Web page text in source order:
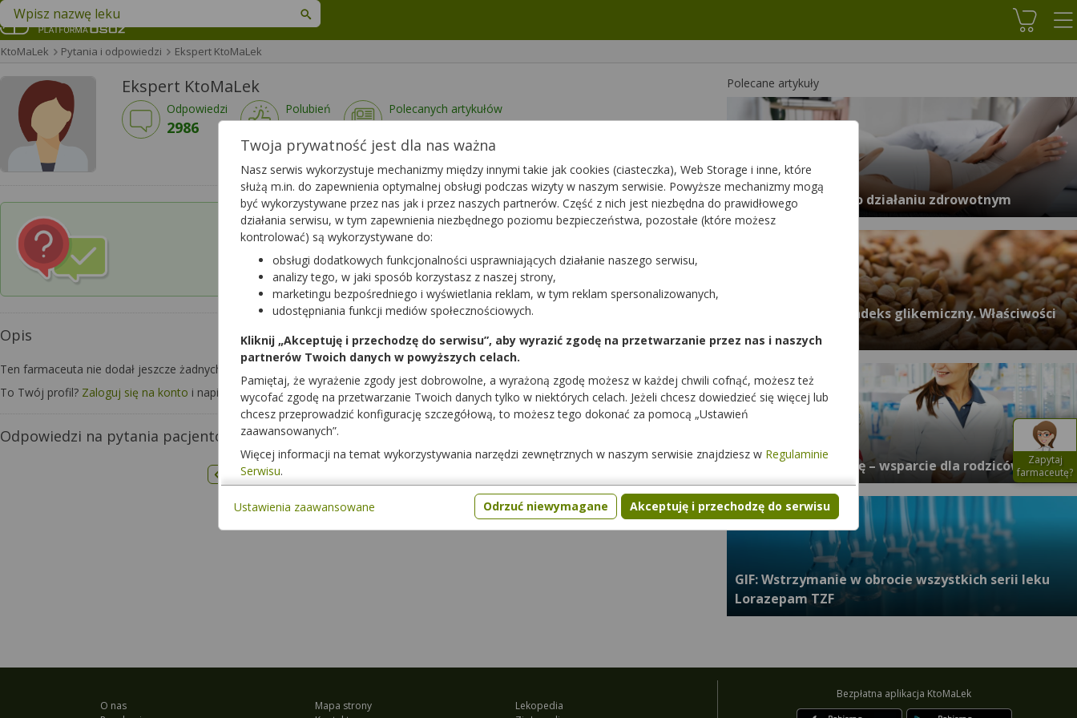
Koszyk
Znajdź lek w swojej okolicy
KtoMaLek Pytania i odpowiedzi Ekspert KtoMaLek
Zapytaj
farmaceutę?
Ekspert KtoMaLek
Odpowiedzi
2986
Polubień
2409
Polecanych artykułów
0
Czy chcesz wysłać pytanie do apteki,
w której pracuje ten farmaceuta?
Opis
Ten farmaceuta nie dodał jeszcze żadnych informacji o sobie.
To Twój profil? Zaloguj się na konto i napisz o sobie kilka zdań, aby pacjenci mogli cię lepiej poznać.
Odpowiedzi na pytania pacjentów
… 33 63
Polecane artykuły
Prezent na święta o działaniu zdrowotnym
Kasza gryczana – indeks glikemiczny. Właściwości
kaszy gryczanej.
Zapytaj farmaceutę – wsparcie dla rodziców
GIF: Wstrzymanie w obrocie wszystkich serii leku
Lorazepam TZF
O nas
Mapa strony
Lekopedia
Bezpłatna aplikacja KtoMaLek
Twoja prywatność jest dla nas ważna
Nasz serwis wykorzystuje mechanizmy między innymi takie jak cookies (ciasteczka), Web Storage i inne, które
służą m.in. do zapewnienia optymalnej obsługi podczas wizyty w naszym serwisie. Powyższe mechanizmy mogą
być wykorzystywane przez nas jak i przez naszych partnerów. Część z nich jest niezbędna do prawidłowego
działania serwisu, w tym zapewnienia niezbędnego poziomu bezpieczeństwa, pozostałe (które możesz
kontrolować) są wykorzystywane do:
obsługi dodatkowych funkcjonalności usprawniających działanie naszego serwisu,
analizy tego, w jaki sposób korzystasz z naszej strony,
marketingu bezpośredniego i wyświetlania reklam, w tym reklam spersonalizowanych,
udostępniania funkcji mediów społecznościowych.
Kliknij „Akceptuję i przechodzę do serwisu”, aby wyrazić zgodę na przetwarzanie przez nas i naszych
partnerów Twoich danych w powyższych celach.
Pamiętaj, że wyrażenie zgody jest dobrowolne, a wyrażoną zgodę możesz w każdej chwili cofnąć, możesz też
wycofać zgodę na przetwarzanie Twoich danych tylko w niektórych celach. Jeżeli chcesz dowiedzieć się więcej lub
chcesz przeprowadzić konfigurację szczegółową, to możesz tego dokonać za pomocą „Ustawień
zaawansowanych”.
Więcej informacji na temat wykorzystywania narzędzi zewnętrznych w naszym serwisie znajdziesz w Regulaminie
Serwisu.
Odrzuć niewymagane Akceptuję i przechodzę do serwisu
Ustawienia zaawansowane